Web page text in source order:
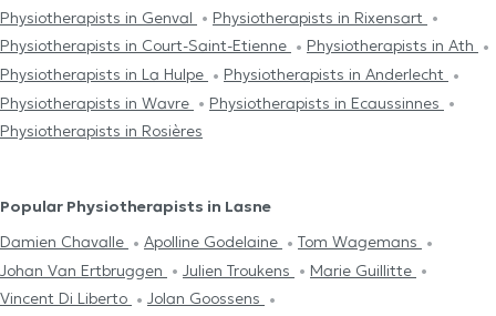
Physiotherapists in Genval
Physiotherapists in Rixensart
Physiotherapists in Court-Saint-Etienne
Physiotherapists in Ath
Physiotherapists in La Hulpe
Physiotherapists in Anderlecht
Physiotherapists in Wavre
Physiotherapists in Ecaussinnes
Physiotherapists in Rosières
Popular Physiotherapists in Lasne
Damien Chavalle
Apolline Godelaine
Tom Wagemans
Johan Van Ertbruggen
Julien Troukens
Marie Guillitte
Vincent Di Liberto
Jolan Goossens